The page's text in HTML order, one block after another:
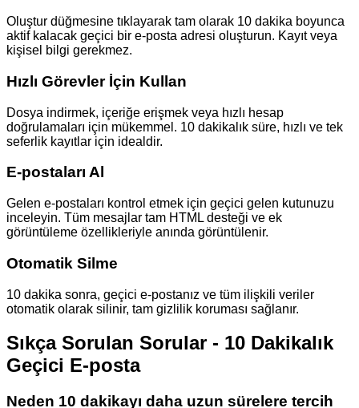
Oluştur düğmesine tıklayarak tam olarak 10 dakika boyunca
aktif kalacak geçici bir e-posta adresi oluşturun. Kayıt veya
kişisel bilgi gerekmez.
Hızlı Görevler İçin Kullan
Dosya indirmek, içeriğe erişmek veya hızlı hesap
doğrulamaları için mükemmel. 10 dakikalık süre, hızlı ve tek
seferlik kayıtlar için idealdir.
E-postaları Al
Gelen e-postaları kontrol etmek için geçici gelen kutunuzu
inceleyin. Tüm mesajlar tam HTML desteği ve ek
görüntüleme özellikleriyle anında görüntülenir.
Otomatik Silme
10 dakika sonra, geçici e-postanız ve tüm ilişkili veriler
otomatik olarak silinir, tam gizlilik koruması sağlanır.
Sıkça Sorulan Sorular - 10 Dakikalık
Geçici E-posta
Neden 10 dakikayı daha uzun sürelere tercih